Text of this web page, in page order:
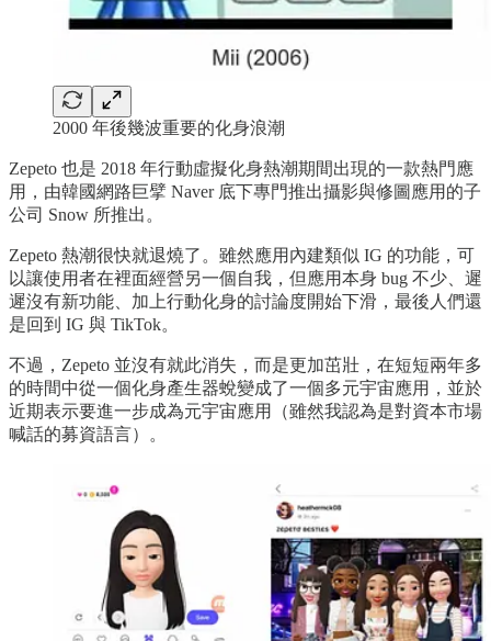
2000 年後幾波重要的化身浪潮
Zepeto 也是 2018 年行動虛擬化身熱潮期間出現的一款熱門應
用，由韓國網路巨擘 Naver 底下專門推出攝影與修圖應用的子
公司 Snow 所推出。
Zepeto 熱潮很快就退燒了。雖然應用內建類似 IG 的功能，可
以讓使用者在裡面經營另一個自我，但應用本身 bug 不少、遲
遲沒有新功能、加上行動化身的討論度開始下滑，最後人們還
是回到 IG 與 TikTok。
不過，Zepeto 並沒有就此消失，而是更加茁壯，在短短兩年多
的時間中從一個化身產生器蛻變成了一個多元宇宙應用，並於
近期表示要進一步成為元宇宙應用（雖然我認為是對資本市場
喊話的募資語言）。